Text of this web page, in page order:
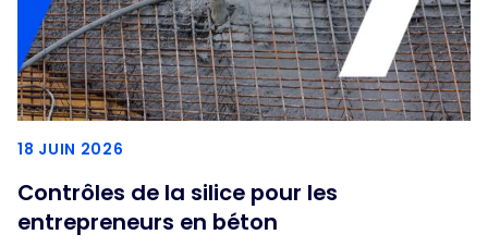
18 JUIN 2026
Contrôles de la silice pour les
entrepreneurs en béton